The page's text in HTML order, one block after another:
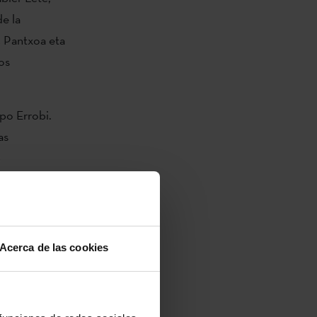
Acerca de las cookies
la
Pantxoa eta
Errobi.
más